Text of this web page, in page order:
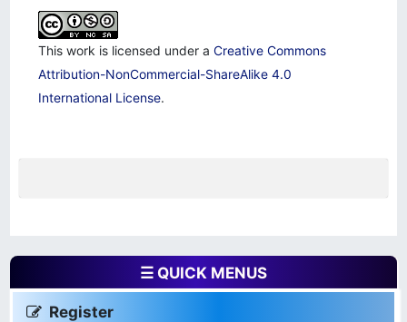
This work is licensed under aCreative Commons
Attribution-NonCommercial-ShareAlike 4.0
International License.
☰ QUICK MENUS
Register